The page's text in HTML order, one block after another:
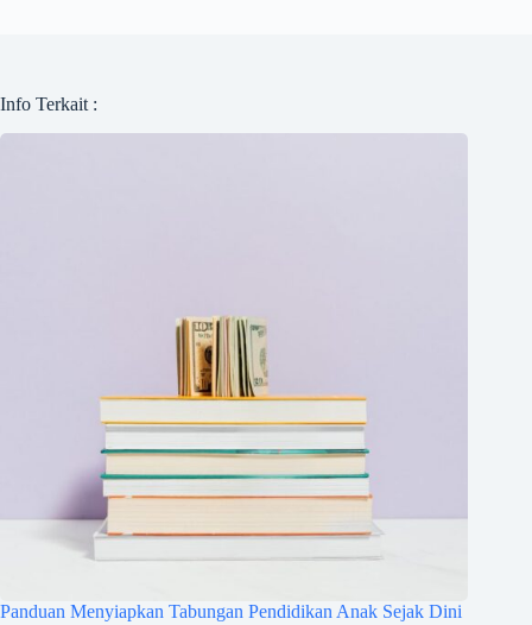
Info Terkait :
Panduan Menyiapkan Tabungan Pendidikan Anak Sejak Dini